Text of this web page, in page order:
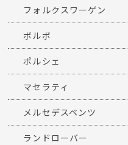
フォルクスワーゲン
ボルボ
ポルシェ
マセラティ
メルセデスベンツ
ランドローバー